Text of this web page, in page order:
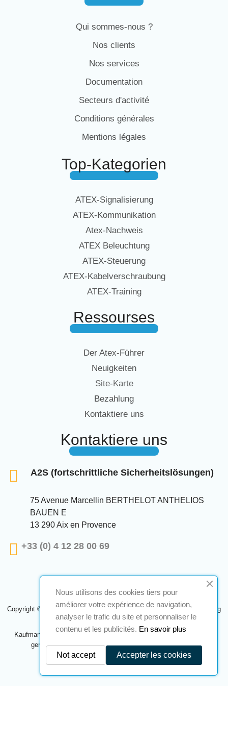
Qui sommes-nous ?
Nos clients
Nos services
Documentation
Secteurs d'activité
Conditions générales
Mentions légales
Top-Kategorien
ATEX-Signalisierung
ATEX-Kommunikation
Atex-Nachweis
ATEX Beleuchtung
ATEX-Steuerung
ATEX-Kabelverschraubung
ATEX-Training
Ressourses
Der Atex-Führer
Neuigkeiten
Site-Karte
Bezahlung
Kontaktiere uns
Kontaktiere uns
A2S (fortschrittliche Sicherheitslösungen)
75 Avenue Marcellin BERTHELOT ANTHELIOS
BAUEN E
13 290 Aix en Provence
+33 (0) 4 12 28 00 69
Copyright © 2024 A2S ATEX. Alle Rechte vorbehalten. Eine Realisierung
Navilog
Kaufmann, der von der offensichtlichen Meinung des Unternehmens
genehmigt wurde,Klicken Sie hier, um es zu überprüfen.
Nous utilisons des cookies tiers pour
améliorer votre expérience de navigation,
analyser le trafic du site et personnaliser le
contenu et les publicités. En savoir plus
Accepter les cookies
Not accept